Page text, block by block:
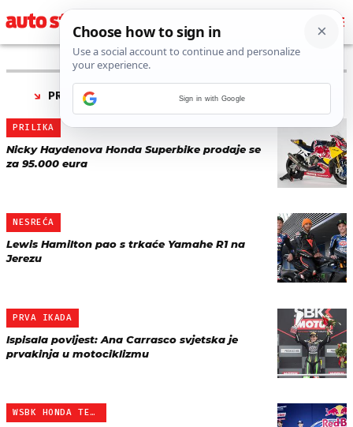
PRONAĐENO 6 REZULTATA ZA TAG “
PRILIKA
Nicky Haydenova Honda Superbike prodaje se
za 95.000 eura
NESREĆA
Lewis Hamilton pao s trkaće Yamahe R1 na
Jerezu
PRVA IKADA
Ispisala povijest: Ana Carrasco svjetska je
prvakinja u motociklizmu
WSBK HONDA TEAM
Sign in with Google